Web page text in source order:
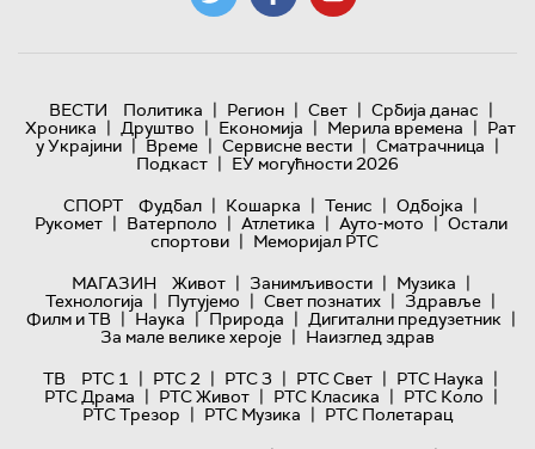
ВЕСТИ Политика | Регион | Свет | Србија данас |
Хроника | Друштво | Економија | Мерила времена | Рат
у Украјини | Време | Сервисне вести | Сматрачница |
Подкаст | ЕУ могућности 2026
СПОРТ
Фудбал | Кошарка | Тенис | Одбојка |
Рукомет | Ватерполо | Атлетика | Ауто-мото | Остали
спортови | Меморијал РТС
МАГАЗИН
Живот | Занимљивости | Музика |
Технологијa | Путујемо | Свет познатих | Здравље |
Филм и ТВ | Наука | Природа | Дигитални предузетник |
За мале велике хероје | Наизглед здрав
ТВ
РТС 1 | РТС 2 | РТС 3 | РТС Свет | РТС Наука |
РТС Драма | РТС Живот | РТС Класика | РТС Коло |
РТС Трезор | РТС Музика | РТС Полетарац